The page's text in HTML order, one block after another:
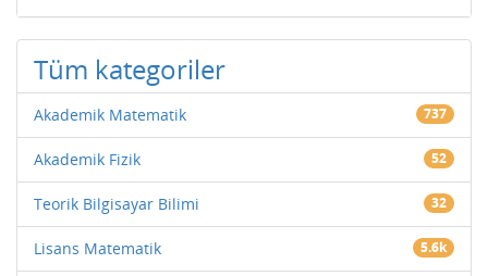
Tüm kategoriler
Akademik Matematik 737
Akademik Fizik 52
Teorik Bilgisayar Bilimi 32
Lisans Matematik 5.6k